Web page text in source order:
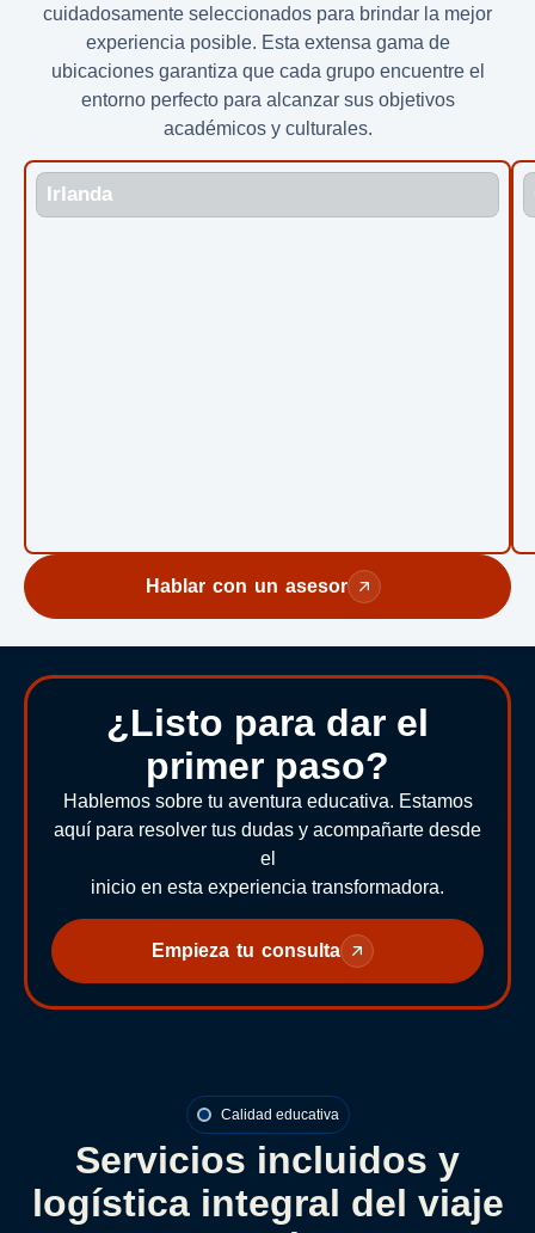
cuidadosamente seleccionados para brindar la mejor
experiencia posible. Esta extensa gama de
ubicaciones garantiza que cada grupo encuentre el
entorno perfecto para alcanzar sus objetivos
académicos y culturales.
Irlanda
Hablar con un asesor
¿Listo para dar el
primer paso?
Hablemos sobre tu aventura educativa. Estamos
aquí para resolver tus dudas y acompañarte desde
el
inicio en esta experiencia transformadora.
Empieza tu consulta
Calidad educativa
Servicios incluidos y
logística integral del viaje